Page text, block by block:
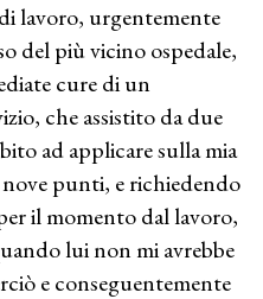
lavoro, urgentemente
del più vicino ospedale,
cure di un
che assistito da due
ad applicare sulla mia
punti, e richiedendo
il momento dal lavoro,
lui non mi avrebbe
e conseguentemente